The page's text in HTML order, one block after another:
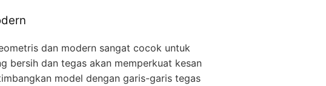
dan modern sangat cocok untuk
bersih dan tegas akan memperkuat kesan
model dengan garis-garis tegas